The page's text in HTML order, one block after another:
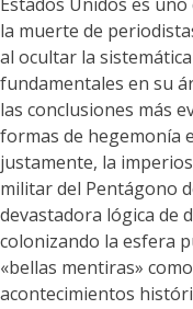
la muerte de
al ocultar la
fundamentales en su
las conclusiones más
formas de hegemonía
justamente, la
militar del Pentágono
devastadora lógica de
colonizando la esfera
«bellas mentiras»
acontecimientos